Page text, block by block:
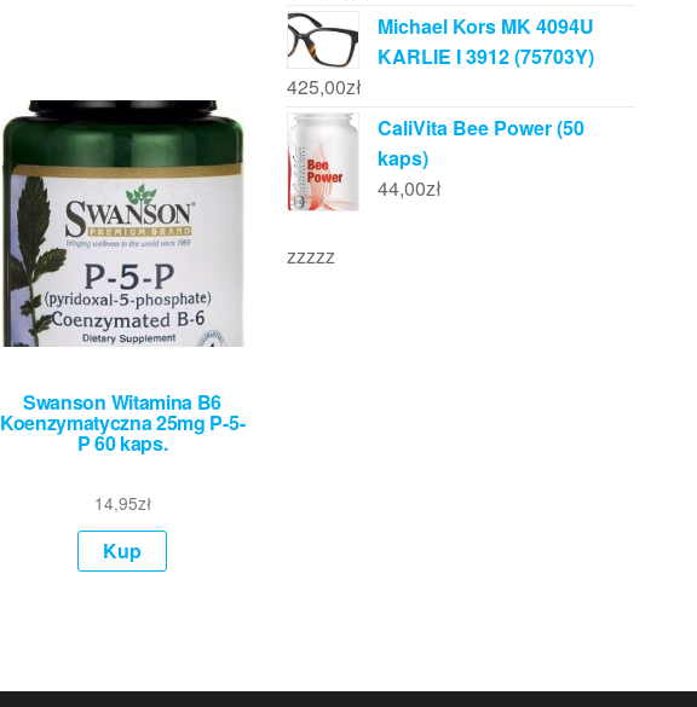
Swanson Witamina B6
Koenzymatyczna 25mg P-5-
P 60 kaps.
14,95zł
Kup
Michael Kors MK 4094U
KARLIE I 3912 (75703Y)
425,00zł
CaliVita Bee Power (50
kaps)
44,00zł
zzzzz